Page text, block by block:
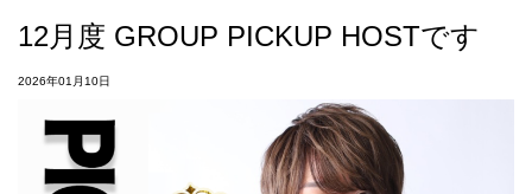
12月度 GROUP PICKUP HOSTです
2026年01月10日